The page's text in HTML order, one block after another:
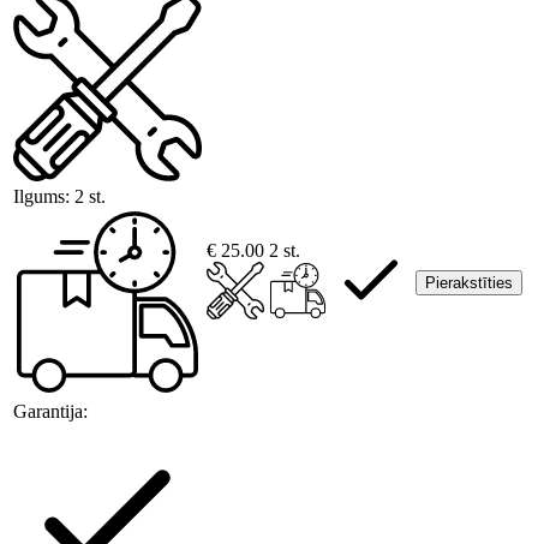
Ilgums: 2 st.
Garantija:
€ 25.00 2 st.
Pierakstīties